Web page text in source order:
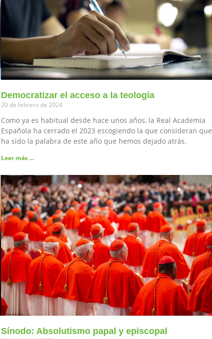
Democratizar el acceso a la teología
20 de febrero de 2024
Como ya es habitual desde hace unos años, la Real Academia
Española ha cerrado el 2023 escogiendo la que consideran que
ha sido la palabra de este año que hemos dejado atrás.
Leer más ...
Sínodo: Absolutismo papal y episcopal